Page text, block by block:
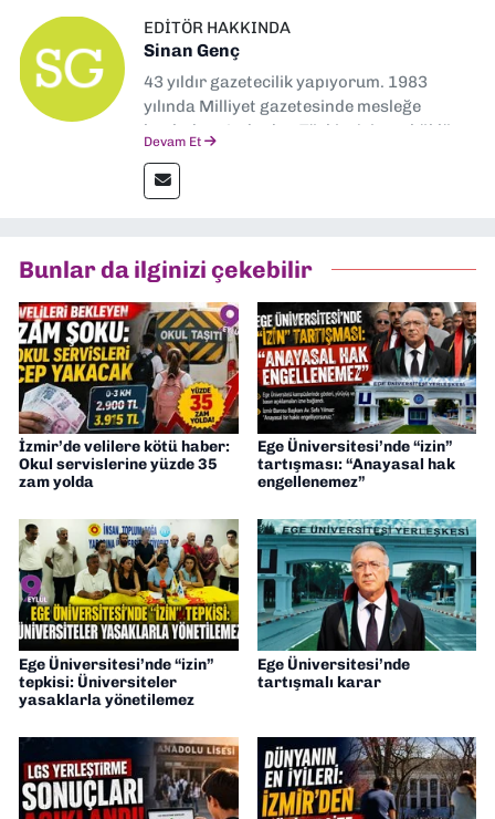
EDITÖR HAKKINDA
Sinan Genç
43 yıldır gazetecilik yapıyorum. 1983
yılında Milliyet gazetesinde mesleğe
başladım. Ardından Türkiye’nin en köklü
muhabir, editör, müdür yardımcısı ve spor
müdürü olarak görev yaptım. Ayrıca Yeni
Gazetesi'nde editörlük yapıyorum
Devam Et
Bunlar da ilginizi çekebilir
İzmir’de velilere kötü haber:
Okul servislerine yüzde 35
zam yolda
Ege Üniversitesi’nde “izin”
tartışması: “Anayasal hak
engellenemez”
Ege Üniversitesi’nde “izin”
tepkisi: Üniversiteler
yasaklarla yönetilemez
Ege Üniversitesi’nde
tartışmalı karar